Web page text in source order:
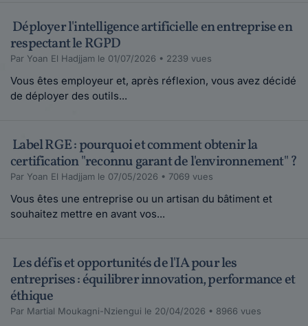
Déployer l'intelligence artificielle en entreprise en
respectant le RGPD
Par Yoan El Hadjjam le 01/07/2026 • 2239 vues
Vous êtes employeur et, après réflexion, vous avez décidé
de déployer des outils...
Label RGE : pourquoi et comment obtenir la
certification "reconnu garant de l'environnement" ?
Par Yoan El Hadjjam le 07/05/2026 • 7069 vues
Vous êtes une entreprise ou un artisan du bâtiment et
souhaitez mettre en avant vos...
Les défis et opportunités de l'IA pour les
entreprises : équilibrer innovation, performance et
éthique
Par Martial Moukagni-Nziengui le 20/04/2026 • 8966 vues